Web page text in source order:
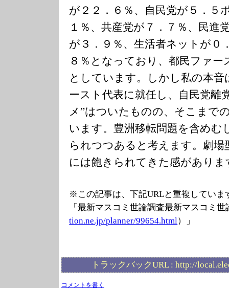
が２２．６％、自民党が５．５
１％、共産党が７．７％、民進
が３．９％、生活者ネットが０
８％となっており、都民ファ
としています。しかし私の本音
ースト代表に就任し、自民党離
メ”はついたものの、そこまで
います。豊洲移転問題を含めむ
られつつあると考えます。劇
には飽きられてきた感がありま
※この記事は、下記URLと重複していま
「最新マスコミ世論調査最新マスコミ世
tion.ne.jp/planner/99654.html ）」
トラックバックURL : http://
コメントを書く